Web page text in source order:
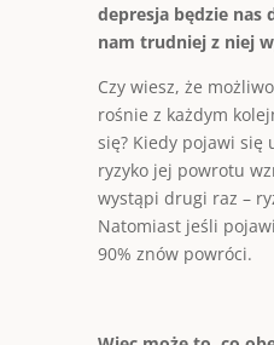
depresja będzie nas
nam trudniej z niej
Czy wiesz, że
rośnie z każdym
się? Kiedy pojawi się
ryzyko jej powrotu
wystąpi drugi raz –
Natomiast jeśli
90% znów powróci.